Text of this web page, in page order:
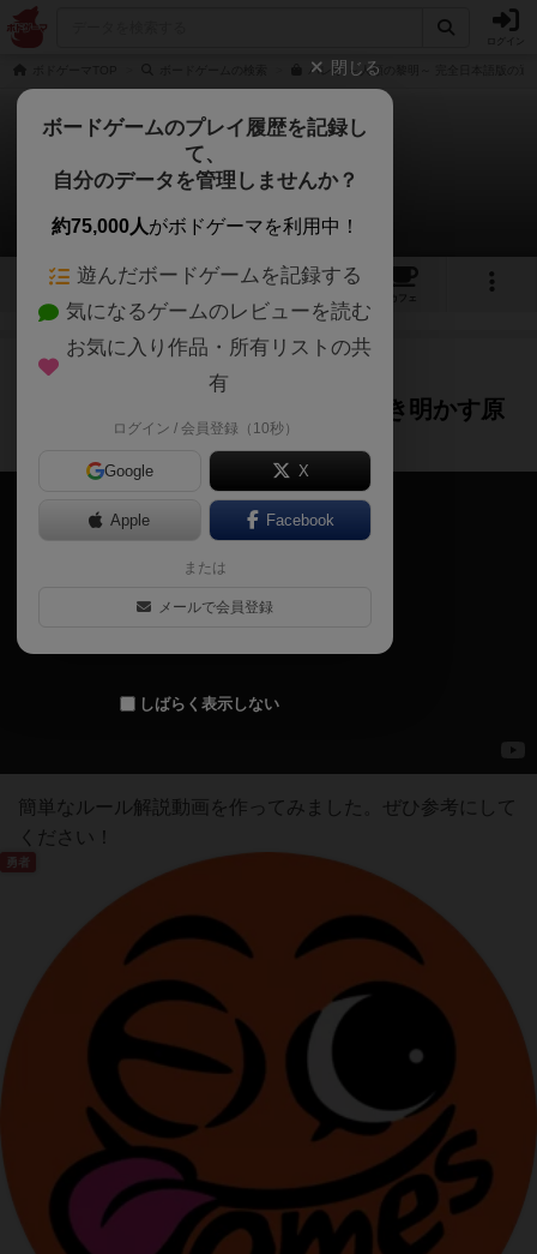
パレオ ～人類の黎明～ 完全日本語版の通
パレオ
6件の動画
8 6 11
カフェ
作品紹介
【パレオ】大賞受賞作！ 未知を解き明かす原
始時代協力ゲーム【ルール説明】
簡単なルール解説動画を作ってみました。ぜひ参考にして
ください！
勇者
閉じる
ボードゲームのプレイ履歴を記録し
て、
自分のデータを管理しませんか？
約75,000人がボドゲーマを利用中！
遊んだボードゲームを記録する
気になるゲームのレビューを読む
お気に入り作品・所有リストの共
有
ログイン / 会員登録（10秒）
Google X
Apple Facebook
または
メールで会員登録
しばらく表示しない